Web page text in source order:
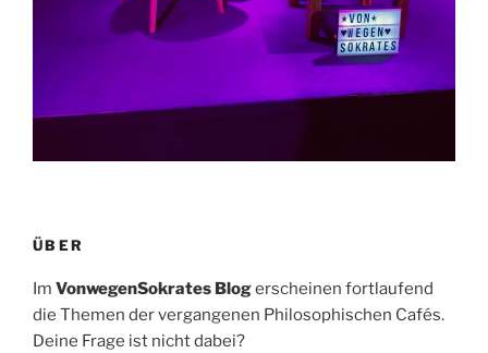
ÜBER
Im VonwegenSokrates Blogerscheinen fortlaufend
die Themen der vergangenen Philosophischen Cafés.
Deine Frage ist nicht dabei?